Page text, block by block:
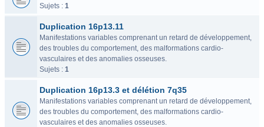
Sujets : 1
Duplication 16p13.11
Manifestations variables comprenant un retard de développement,
des troubles du comportement, des malformations cardio-
vasculaires et des anomalies osseuses.
Sujets : 1
Duplication 16p13.3 et délétion 7q35
Manifestations variables comprenant un retard de développement,
des troubles du comportement, des malformations cardio-
vasculaires et des anomalies osseuses.